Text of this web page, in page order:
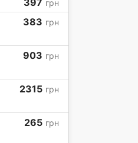
397 грн
383 грн
903 грн
2315 грн
265 грн